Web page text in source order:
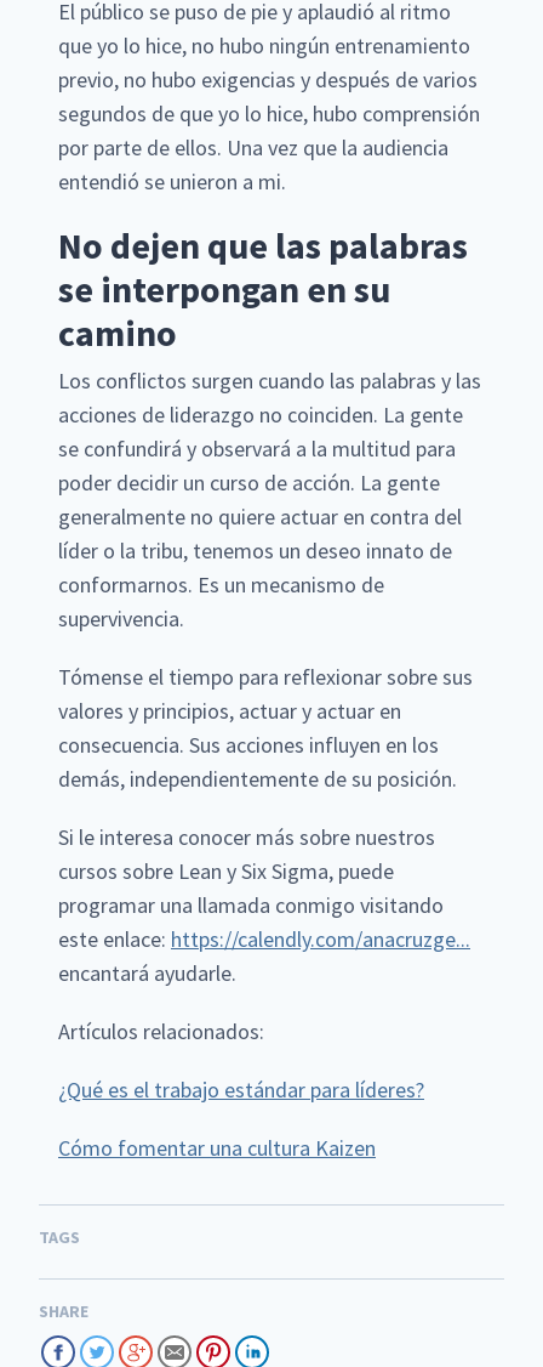
El público se puso de pie y aplaudió al ritmo
que yo lo hice, no hubo ningún entrenamiento
previo, no hubo exigencias y después de varios
segundos de que yo lo hice, hubo comprensión
por parte de ellos. Una vez que la audiencia
entendió se unieron a mi.
No dejen que las palabras
se interpongan en su
camino
Los conflictos surgen cuando las palabras y las
acciones de liderazgo no coinciden. La gente
se confundirá y observará a la multitud para
poder decidir un curso de acción. La gente
generalmente no quiere actuar en contra del
líder o la tribu, tenemos un deseo innato de
conformarnos. Es un mecanismo de
supervivencia.
Tómense el tiempo para reflexionar sobre sus
valores y principios, actuar y actuar en
consecuencia. Sus acciones influyen en los
demás, independientemente de su posición.
Si le interesa conocer más sobre nuestros
cursos sobre Lean y Six Sigma, puede
programar una llamada conmigo visitando
este enlace: https://calendly.com/anacruzge...
encantará ayudarle.
Artículos relacionados:
¿Qué es el trabajo estándar para líderes?
Cómo fomentar una cultura Kaizen
TAGS
SHARE